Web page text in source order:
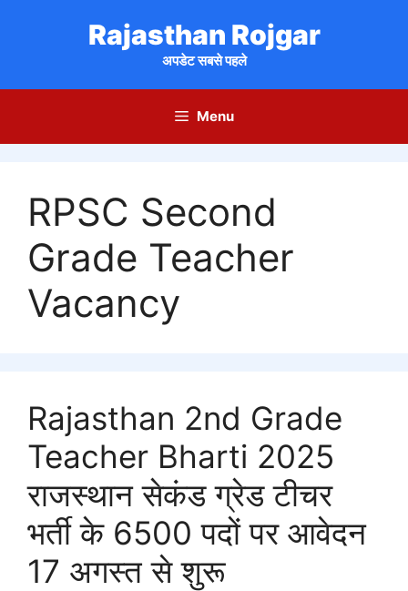
Rajasthan Rojgar
अपडेट सबसे पहले
Menu
RPSC Second
Grade Teacher
Vacancy
Rajasthan 2nd Grade
Teacher Bharti 2025
राजस्थान सेकंड ग्रेड टीचर
भर्ती के 6500 पदों पर आवेदन
17 अगस्त से शुरू